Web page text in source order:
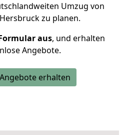
Umzug von
zu planen.
aus, und erhalten
Angebote.
erhalten